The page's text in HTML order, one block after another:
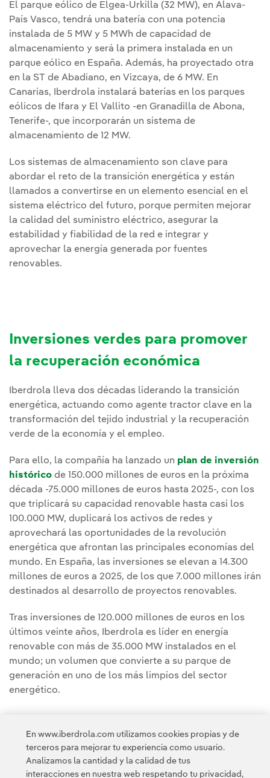
El parque eólico de Elgea-Urkilla (32 MW), en Álava-
País Vasco, tendrá una batería con una potencia
instalada de 5 MW y 5 MWh de capacidad de
almacenamiento y será la primera instalada en un
parque eólico en España. Además, ha proyectado otra
en la ST de Abadiano, en Vizcaya, de 6 MW. En
Canarias, Iberdrola instalará baterías en los parques
eólicos de Ifara y El Vallito -en Granadilla de Abona,
Tenerife-, que incorporarán un sistema de
almacenamiento de 12 MW.
Los sistemas de almacenamiento son clave para
abordar el reto de la transición energética y están
llamados a convertirse en un elemento esencial en el
sistema eléctrico del futuro, porque permiten mejorar
la calidad del suministro eléctrico, asegurar la
estabilidad y fiabilidad de la red e integrar y
aprovechar la energía generada por fuentes
renovables.
Inversiones verdes para promover
la recuperación económica
Iberdrola lleva dos décadas liderando la transición
energética, actuando como agente tractor clave en la
transformación del tejido industrial y la recuperación
verde de la economía y el empleo.
Para ello, la compañía ha lanzado un plan de inversión
histórico de 150.000 millones de euros en la próxima
década -75.000 millones de euros hasta 2025-, con los
que triplicará su capacidad renovable hasta casi los
100.000 MW, duplicará los activos de redes y
aprovechará las oportunidades de la revolución
energética que afrontan las principales economías del
mundo. En España, las inversiones se elevan a 14.300
millones de euros a 2025, de los que 7.000 millones irán
destinados al desarrollo de proyectos renovables.
Tras inversiones de 120.000 millones de euros en los
últimos veinte años, Iberdrola es líder en energía
renovable con más de 35.000 MW instalados en el
mundo; un volumen que convierte a su parque de
generación en uno de los más limpios del sector
energético.
Acceso a información legal
En www.iberdrola.com utilizamos cookies propias y de
terceros para mejorar tu experiencia como usuario.
Analizamos la cantidad y la calidad de tus
interacciones en nuestra web respetando tu privacidad,